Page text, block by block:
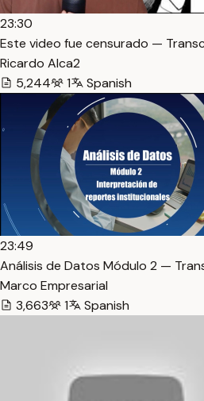
23:30
Este video fue censurado —
Ricardo Alca2
5,244
1 Spanish
23:49
Análisis de Datos Módulo 2 —
Marco Empresarial
3,663
1 Spanish